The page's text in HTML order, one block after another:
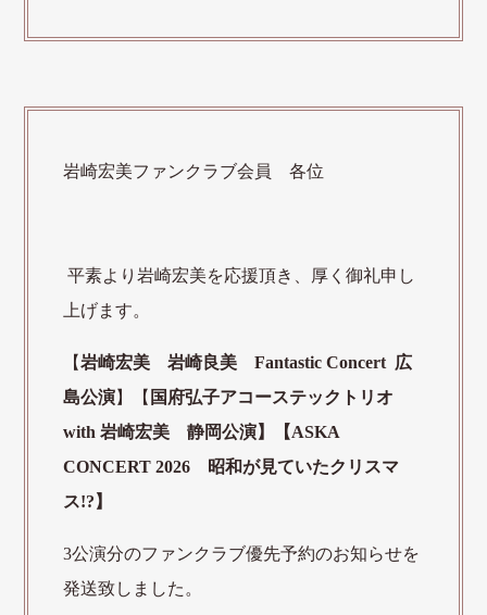
岩崎宏美ファンクラブ会員 各位
平素より岩崎宏美を応援頂き、厚く御礼申し
上げます。
【岩崎宏美 岩崎良美 Fantastic Concert 広
島公演】【 国府弘子アコーステックトリオ
with 岩崎宏美 静岡公演】
【ASKA
CONCERT 2026 昭和が見ていたクリスマ
ス!?】
3公演分のファンクラブ優先予約のお知らせを
発送致しました。